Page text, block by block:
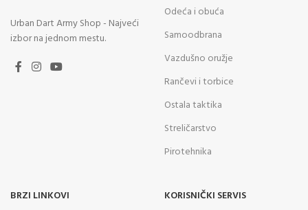
Urban Dart Army Shop - Najveći
izbor na jednom mestu.
Odeća i obuća
Samoodbrana
Vazdušno oružje
Rančevi i torbice
Ostala taktika
Streličarstvo
Pirotehnika
BRZI LINKOVI
KORISNIČKI SERVIS